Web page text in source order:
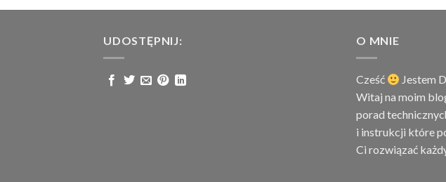
UDOSTĘPNIJ: O MNIE
Cześć Jestem
Witaj na moim
porad
i instrukcji które
Ci rozwiązać